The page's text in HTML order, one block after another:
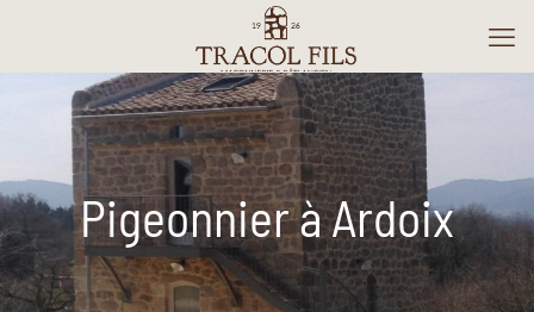
Pigeonnier à Ardoix